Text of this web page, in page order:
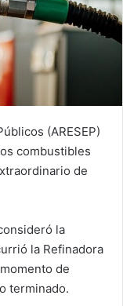
(ARESEP)
combustibles
de
la
la Refinadora
de
terminado.